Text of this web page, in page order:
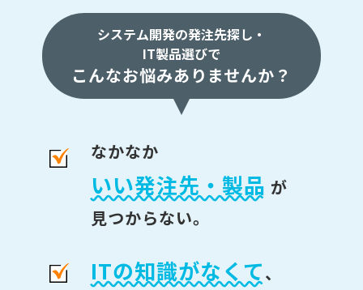
システム開発の発注先探し・
IT製品選びで
こんなお悩みありませんか？
なかなか
いい発注先・製品 が
見つからない。
ITの知識がなくて、